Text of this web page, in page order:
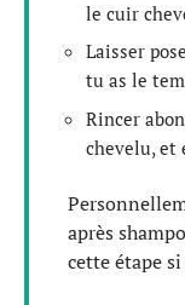
le cuir
Laisser
tu as le
Rincer
chevelu, et
après
cette étape